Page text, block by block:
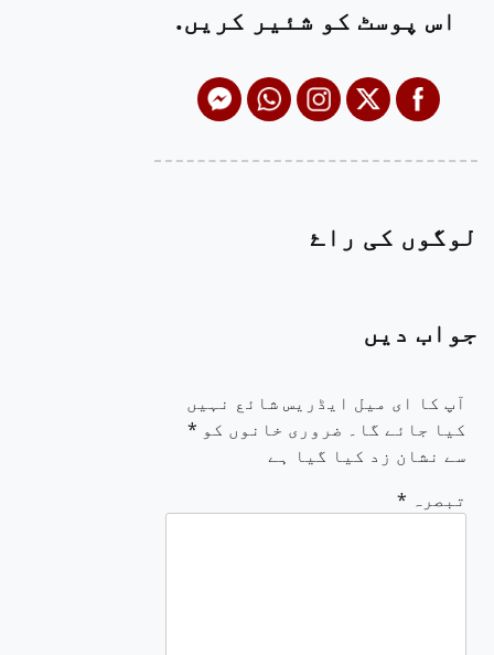
اس پوسٹ کو شئیر کریں.
لوگوں کی راۓ
جواب دیں
آپ کا ای میل ایڈریس شائع نہیں
کیا جائے گا۔ ضروری خانوں کو *
سے نشان زد کیا گیا ہے
تبصرہ *